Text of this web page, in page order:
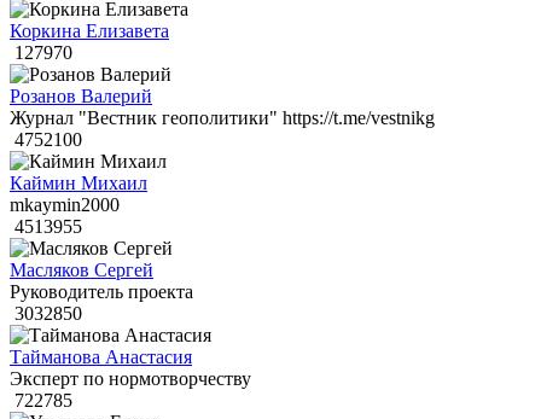
Коркина Елизавета
127970
Розанов Валерий
Журнал "Вестник геополитики" https://t.me/vestnikg
4752100
Каймин Михаил
mkaymin2000
4513955
Масляков Сергей
Руководитель проекта
3032850
Тайманова Анастасия
Эксперт по нормотворчеству
722785